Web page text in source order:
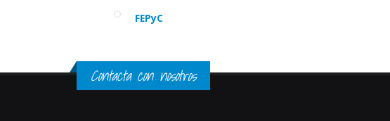
FEPyC
Contacta con nosotros